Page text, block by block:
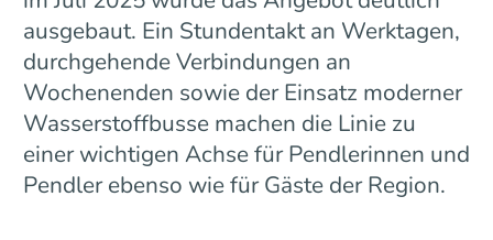
ausgebaut. Ein Stundentakt an Werktagen,
durchgehende Verbindungen an
Wochenenden sowie der Einsatz moderner
Wasserstoffbusse machen die Linie zu
einer wichtigen Achse für Pendlerinnen und
Pendler ebenso wie für Gäste der Region.